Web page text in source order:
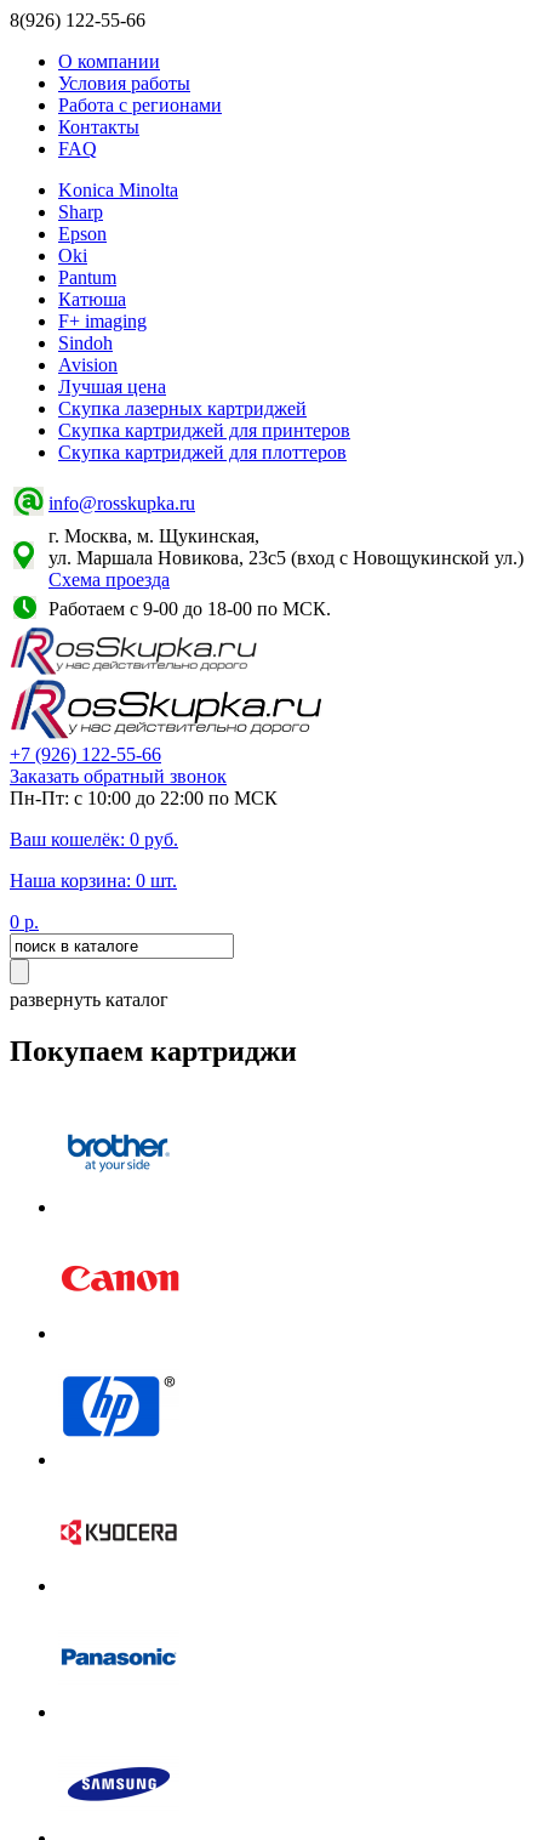
8(926) 122-55-66
О компании
Условия работы
Работа с регионами
Контакты
FAQ
Konica Minolta
Sharp
Epson
Oki
Pantum
Катюша
F+ imaging
Sindoh
Avision
Лучшая цена
Скупка лазерных картриджей
Скупка картриджей для принтеров
Скупка картриджей для плоттеров
info@rosskupka.ru
г. Москва, м. Щукинская,
ул. Маршала Новикова, 23с5 (вход с Новощукинской ул.)
Схема проезда
Работаем с 9-00 до 18-00 по МСК.
+7 (926) 122-55-66
Заказать обратный звонок
Пн-Пт: с 10:00 до 22:00 по МСК
Ваш кошелёк: 0 руб.
Наша корзина: 0 шт.
0 р.
развернуть каталог
Покупаем картриджи